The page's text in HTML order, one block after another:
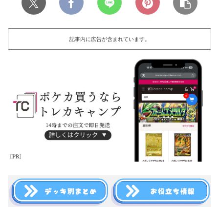
記事内に広告が含まれています。